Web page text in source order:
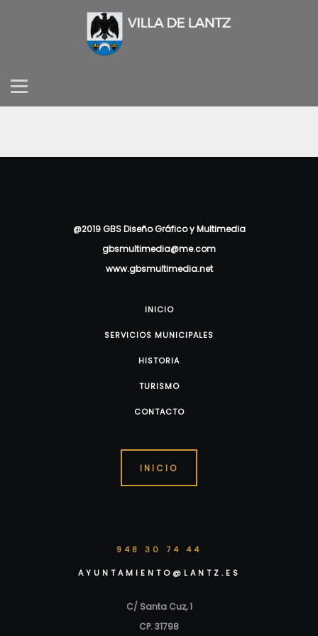
@2019 GBS Diseño Gráfico y Multimedia
gbsmultimedia@me.com
www.gbsmultimedia.net
INICIO
SERVICIOS MUNICIPALES
HISTORIA
TURISMO
CONTACTO
INICIO
948 30 74 44
AYUNTAMIENTO@LANTZ.ES
C/ Santa Cuz, 1
CP. 31798